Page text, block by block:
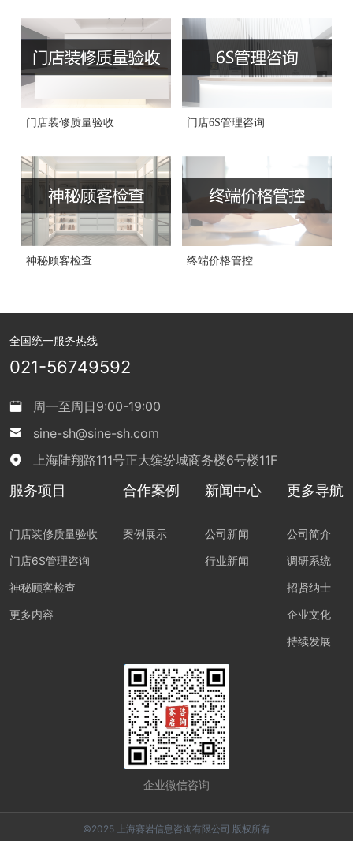
门店装修质量验收 门店6S管理咨询
神秘顾客检查 终端价格管控
全国统一服务热线
021-56749592
周一至周日9:00-19:00
sine-sh@sine-sh.com
上海陆翔路111号正大缤纷城商务楼6号楼11F
服务项目
门店装修质量验收
门店6S管理咨询
神秘顾客检查
更多内容
合作案例
案例展示
新闻中心
公司新闻
行业新闻
更多导航
公司简介
调研系统
招贤纳士
企业文化
持续发展
企业微信咨询
©2025 上海赛岩信息咨询有限公司 版权所有